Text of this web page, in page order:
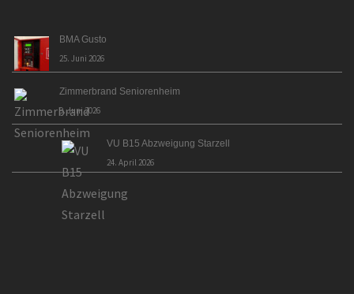
BMA Gusto
25. Juni 2026
Zimmerbrand Seniorenheim
9. Juni 2026
VU B15 Abzweigung Starzell
24. April 2026